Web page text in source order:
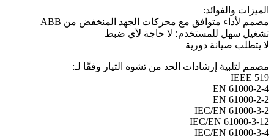
الميزات والفوائد:
مصمم لأداء متوافق مع محركات الجهد المنخفض من ABB
تشغيل سهل للمستخدم؛ لا حاجة لأي ضبط
لا يتطلب صيانة دورية
مصمم لتلبية إرشادات الحد من تشوه التيار وفقًا لـ:
IEEE 519
EN 61000-2-4
EN 61000-2-2
IEC/EN 61000-3-2
IEC/EN 61000-3-12
IEC/EN 61000-3-4